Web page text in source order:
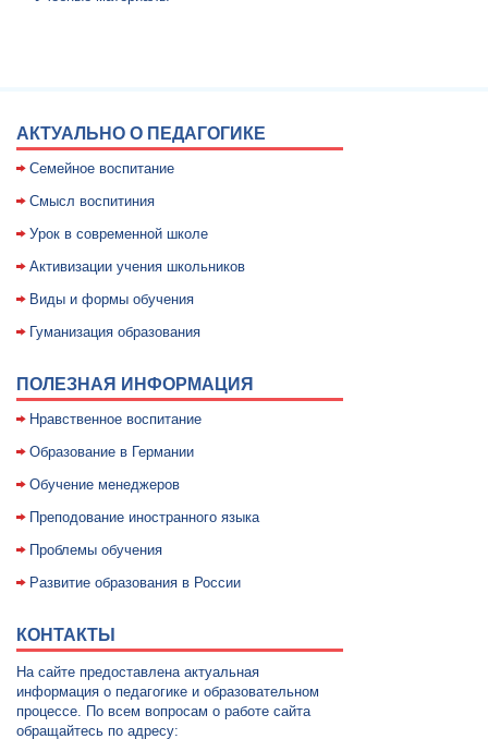
АКТУАЛЬНО О ПЕДАГОГИКЕ
Семейное воспитание
Смысл воспитиния
Уpок в совpеменной школе
Активизации учения школьников
Виды и формы обучения
Гуманизация образования
ПОЛЕЗНАЯ ИНФОРМАЦИЯ
Нравственное воспитание
Образование в Германии
Обучение менеджеров
Преподование иностранного языка
Проблемы обучения
Развитие образования в России
КОНТАКТЫ
На сайте предоставлена актуальная
информация о педагогике и образовательном
процессе. По всем вопросам о работе сайта
обращайтесь по адресу: